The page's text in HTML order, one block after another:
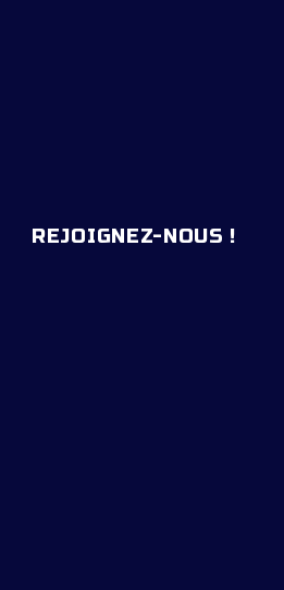
REJOIGNEZ-NOUS !